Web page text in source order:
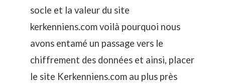
socle et la valeur du site
kerkenniens.com voilà pourquoi nous
avons entamé un passage vers le
chiffrement des données et ainsi, placer
le site Kerkenniens.com au plus près